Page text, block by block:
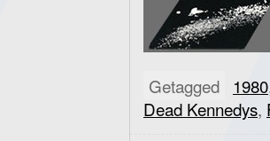
Getagged 1980
Dead Kennedys,